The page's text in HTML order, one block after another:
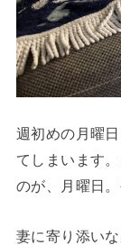
週初めの月曜
てしまいます
のが、月曜日
妻に寄り添い